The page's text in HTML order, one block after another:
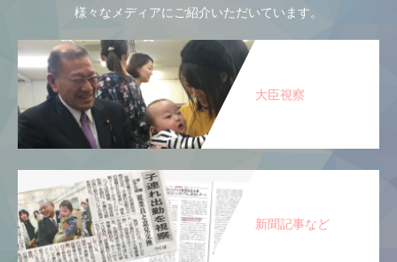
様々なメディアにご紹介いただいています。
大臣視察
新聞記事など